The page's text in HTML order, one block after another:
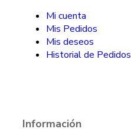
Mi cuenta
Mis Pedidos
Mis deseos
Historial de Pedidos
Información